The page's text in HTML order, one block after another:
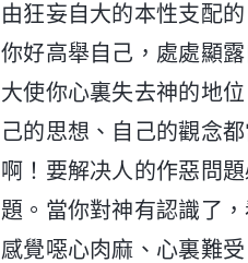
由狂妄自大的本性支配
你好高舉自己，處處顯
大使你心裏失去神的地
己的思想、自己的觀念
啊！要解决人的作惡問
題。當你對神有認識了
感覺噁心肉麻、心裏難